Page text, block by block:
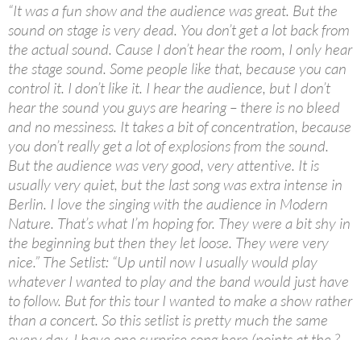
“It was a fun show and the audience was great. But the
sound on stage is very dead. You don’t get a lot back from
the actual sound. Cause I don’t hear the room, I only hear
the stage sound. Some people like that, because you can
control it. I don’t like it. I hear the audience, but I don’t
hear the sound you guys are hearing – there is no bleed
and no messiness. It takes a bit of concentration, because
you don’t really get a lot of explosions from the sound.
But the audience was very good, very attentive. It is
usually very quiet, but the last song was extra intense in
Berlin. I love the singing with the audience in Modern
Nature. That’s what I’m hoping for. They were a bit shy in
the beginning but then they let loose. They were very
nice.” The Setlist: “Up until now I usually would play
whatever I wanted to play and the band would just have
to follow. But for this tour I wanted to make a show rather
than a concert. So this setlist is pretty much the same